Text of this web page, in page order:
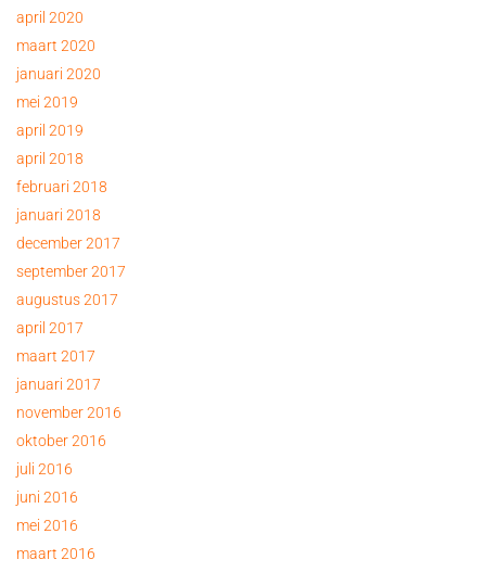
april 2020
maart 2020
januari 2020
mei 2019
april 2019
april 2018
februari 2018
januari 2018
december 2017
september 2017
augustus 2017
april 2017
maart 2017
januari 2017
november 2016
oktober 2016
juli 2016
juni 2016
mei 2016
maart 2016